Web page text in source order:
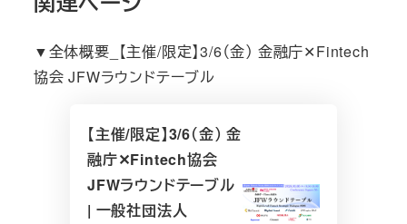
▼全体概要_【主催/限定】3/6（金） 金融庁✕Fintech
協会 JFWラウンドテーブル
【主催/限定】3/6（金） 金
融庁✕Fintech協会
JFWラウンドテーブル
| 一般社団法人